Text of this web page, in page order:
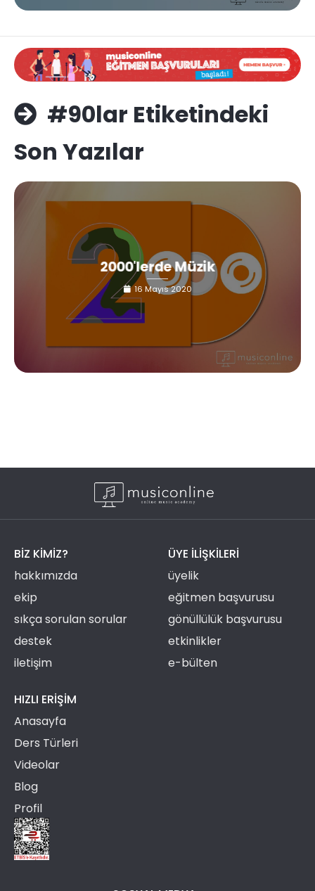
#90lar Etiketindeki
Son Yazılar
2000'lerde Müzik
16 Mayıs 2020
BIZ KIMIZ?
hakkımızda
ekip
sıkça sorulan sorular
destek
iletişim
ÜYE ILIŞKILERI
üyelik
eğitmen başvurusu
gönüllülük başvurusu
etkinlikler
e-bülten
HIZLI ERIŞIM
Anasayfa
Ders Türleri
Videolar
Blog
Profil